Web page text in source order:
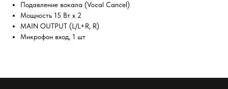
Подавление вокала (Vocal Cancel)
Мощность 15 Вт x 2
MAIN OUTPUT (L/L+R, R)
Микрофон вход, 1 шт